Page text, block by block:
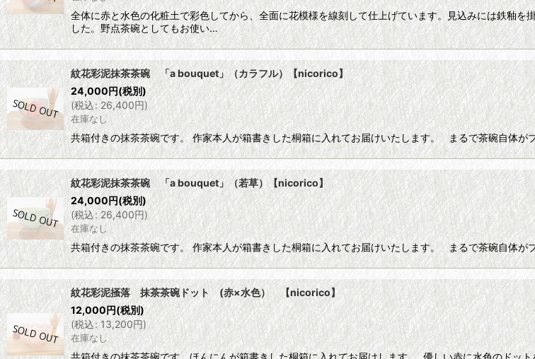
全体に赤と水色の化粧土で彩色してから、全面に花模様を線刻して仕上げています。見込みには鉄釉
した。野点茶碗としてもお使い…
紋花彩泥抹茶茶碗 「a bouquet」（カラフル）【nicorico】
24,000円(税別)
(税込: 26,400円)
在庫なし
共箱付きの抹茶茶碗です。 作家本人が箱書きした桐箱に入れてお届けいたします。 まるで茶碗自体
紋花彩泥抹茶茶碗 「a bouquet」（若草）【nicorico】
24,000円(税別)
(税込: 26,400円)
在庫なし
共箱付きの抹茶茶碗です。 作家本人が箱書きした桐箱に入れてお届けいたします。 まるで茶碗自体
紋花彩泥掻落 抹茶茶碗ドット (赤×水色） 【nicorico】
12,000円(税別)
(税込: 13,200円)
在庫なし
共箱付きの抹茶茶碗です。ほんにんが箱書きした桐箱に入れてお届けします。 優しい赤に水色のドッ